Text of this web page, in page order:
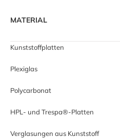
MATERIAL
Kunststoffplatten
Plexiglas
Polycarbonat
HPL- und Trespa®-Platten
Verglasungen aus Kunststoff